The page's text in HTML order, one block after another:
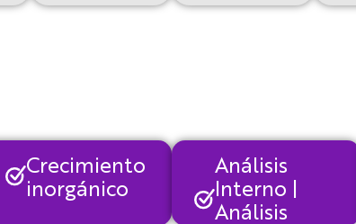
Crecimiento
inorgánico
Análisis
Interno |
Análisis